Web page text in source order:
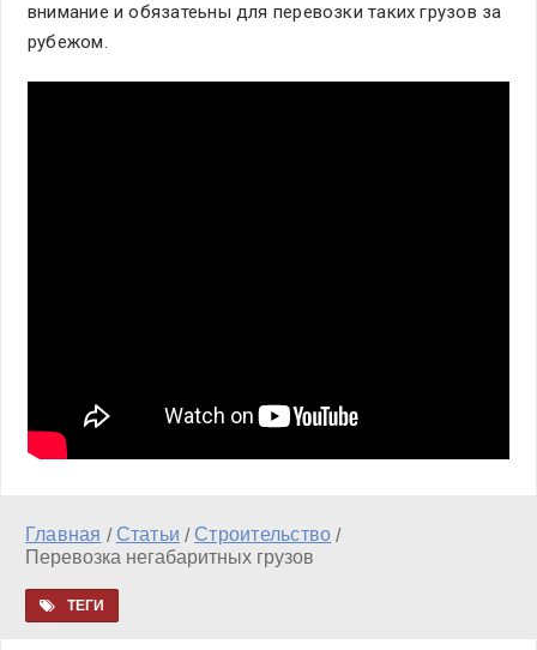
внимание и обязатеьны для перевозки таких грузов за
рубежом.
Главная / Статьи / Строительство /
Перевозка негабаритных грузов
ТЕГИ